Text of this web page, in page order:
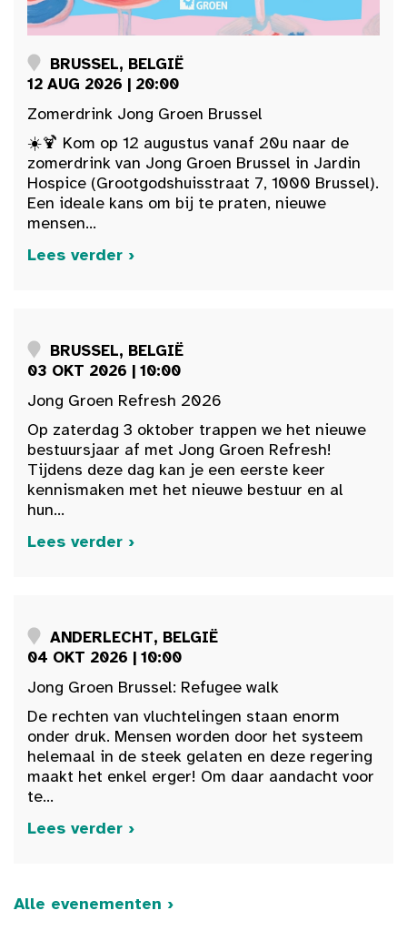
BRUSSEL, BELGIË
12 AUG 2026 | 20:00
Zomerdrink Jong Groen Brussel
☀️🍹 Kom op 12 augustus vanaf 20u naar de
zomerdrink van Jong Groen Brussel in Jardin
Hospice (Grootgodshuisstraat 7, 1000 Brussel).
Een ideale kans om bij te praten, nieuwe
mensen...
Lees verder ›
BRUSSEL, BELGIË
03 OKT 2026 | 10:00
Jong Groen Refresh 2026
Op zaterdag 3 oktober trappen we het nieuwe
bestuursjaar af met Jong Groen Refresh!
Tijdens deze dag kan je een eerste keer
kennismaken met het nieuwe bestuur en al
hun...
Lees verder ›
ANDERLECHT, BELGIË
04 OKT 2026 | 10:00
Jong Groen Brussel: Refugee walk
De rechten van vluchtelingen staan enorm
onder druk. Mensen worden door het systeem
helemaal in de steek gelaten en deze regering
maakt het enkel erger! Om daar aandacht voor
te...
Lees verder ›
Alle evenementen ›